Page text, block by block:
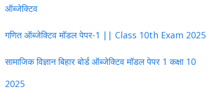
ऑब्जेक्टिव
गणित ऑब्जेक्टिव मॉडल पेपर-1 || Class 10th Exam 2025
सामाजिक विज्ञान बिहार बोर्ड ऑब्जेक्टिव मॉडल पेपर 1 कक्षा 10
2025